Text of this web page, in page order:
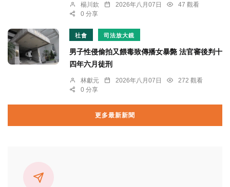
楊川欽 2026年八月07日
47 觀看
0 分享
社會 司法放大鏡
男子性侵偷拍又餵毒致傳播女暴斃 法官審後判十
四年六月徒刑
林獻元 2026年八月07日
272 觀看
0 分享
更多最新新聞